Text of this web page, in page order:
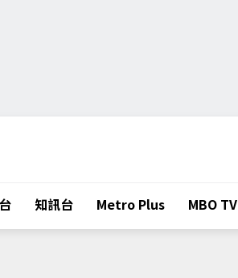
知訊台 Metro Plus MBO TV